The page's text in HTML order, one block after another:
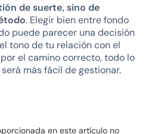
de suerte, sino de
. Elegir bien entre fondo
puede parecer una decisión
tono de tu relación con el
el camino correcto, todo lo
más fácil de gestionar.
en este artículo no